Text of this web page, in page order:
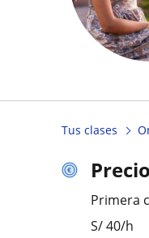
Tus clases
Precio
Primera
S/40/h